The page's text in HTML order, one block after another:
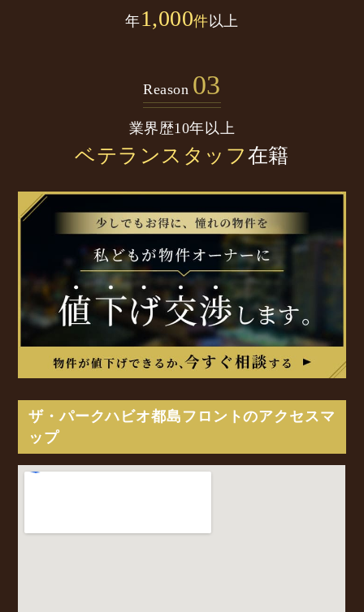
年1,000件以上
Reason 03
業界歴10年以上
ベテランスタッフ在籍
ザ・パークハビオ都島フロントのアクセスマ
ップ